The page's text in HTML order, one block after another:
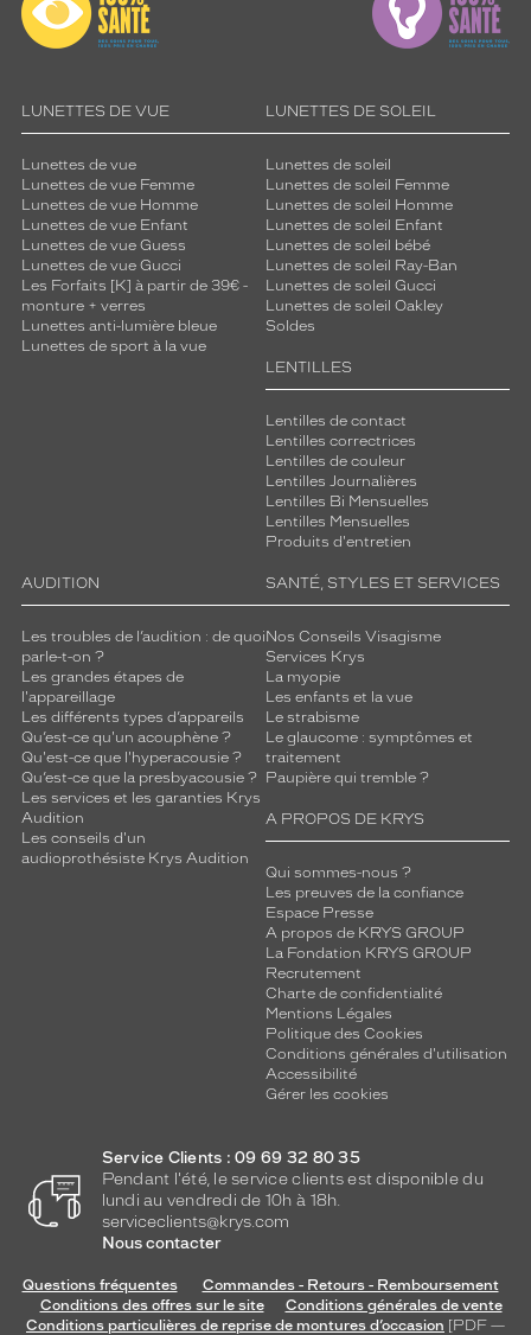
LUNETTES DE VUE
Lunettes de vue
Lunettes de vue Femme
Lunettes de vue Homme
Lunettes de vue Enfant
Lunettes de vue Guess
Lunettes de vue Gucci
Les Forfaits [K] à partir de 39€ -
monture + verres
Lunettes anti-lumière bleue
Lunettes de sport à la vue
LUNETTES DE SOLEIL
Lunettes de soleil
Lunettes de soleil Femme
Lunettes de soleil Homme
Lunettes de soleil Enfant
Lunettes de soleil bébé
Lunettes de soleil Ray-Ban
Lunettes de soleil Gucci
Lunettes de soleil Oakley
Soldes
LENTILLES
Lentilles de contact
Lentilles correctrices
Lentilles de couleur
Lentilles Journalières
Lentilles Bi Mensuelles
Lentilles Mensuelles
Produits d'entretien
AUDITION
Les troubles de l’audition : de quoi
parle-t-on ?
Les grandes étapes de
l'appareillage
Les différents types d’appareils
Qu’est-ce qu'un acouphène ?
Qu'est-ce que l'hyperacousie ?
Qu’est-ce que la presbyacousie ?
Les services et les garanties Krys
Audition
Les conseils d'un
audioprothésiste Krys Audition
SANTÉ, STYLES ET SERVICES
Nos Conseils Visagisme
Services Krys
La myopie
Les enfants et la vue
Le strabisme
Le glaucome : symptômes et
traitement
Paupière qui tremble ?
A PROPOS DE KRYS
Qui sommes-nous ?
Les preuves de la confiance
Espace Presse
A propos de KRYS GROUP
La Fondation KRYS GROUP
Recrutement
Charte de confidentialité
Mentions Légales
Politique des Cookies
Conditions générales d'utilisation
Accessibilité
Gérer les cookies
Service Clients : 09 69 32 80 35
Pendant l'été, le service clients est disponible du
lundi au vendredi de 10h à 18h.
serviceclients@krys.com
Nous contacter
Questions fréquentes
Commandes - Retours - Remboursement
Conditions des offres sur le site
Conditions générales de vente
Conditions particulières de reprise de montures d’occasion [PDF —